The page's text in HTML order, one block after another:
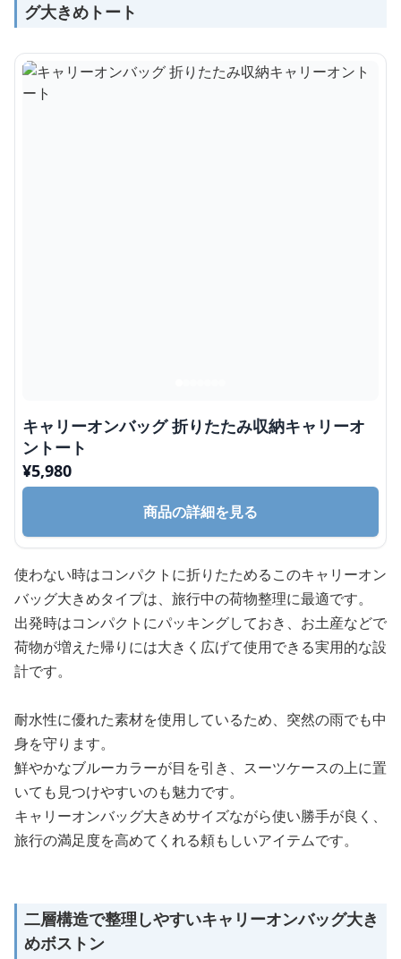
グ大きめトート
キャリーオンバッグ 折りたたみ収納キャリーオ
ントート
¥5,980
商品の詳細を見る
使わない時はコンパクトに折りたためるこのキャリーオン
バッグ大きめタイプは、旅行中の荷物整理に最適です。
出発時はコンパクトにパッキングしておき、お土産などで
荷物が増えた帰りには大きく広げて使用できる実用的な設
計です。
耐水性に優れた素材を使用しているため、突然の雨でも中
身を守ります。
鮮やかなブルーカラーが目を引き、スーツケースの上に置
いても見つけやすいのも魅力です。
キャリーオンバッグ大きめサイズながら使い勝手が良く、
旅行の満足度を高めてくれる頼もしいアイテムです。
二層構造で整理しやすいキャリーオンバッグ大き
めボストン